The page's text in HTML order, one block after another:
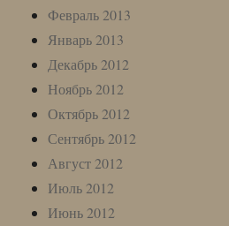
Февраль 2013
Январь 2013
Декабрь 2012
Ноябрь 2012
Октябрь 2012
Сентябрь 2012
Август 2012
Июль 2012
Июнь 2012